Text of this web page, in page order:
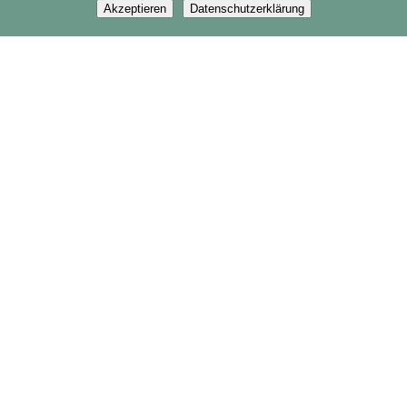
KOSTENLOSES Info-Webinar: Cranio-Sacrale Körperarbeit
Akzeptieren Datenschutzerklärung